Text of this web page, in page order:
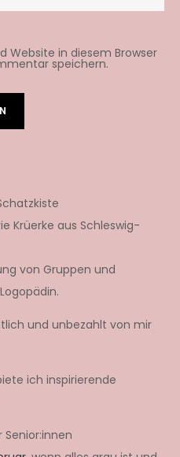
Website in diesem Browser
speichern.
Krüerke aus Schleswig-
von Gruppen und
und unbezahlt von mir
ich inspirierende
Senior:innen